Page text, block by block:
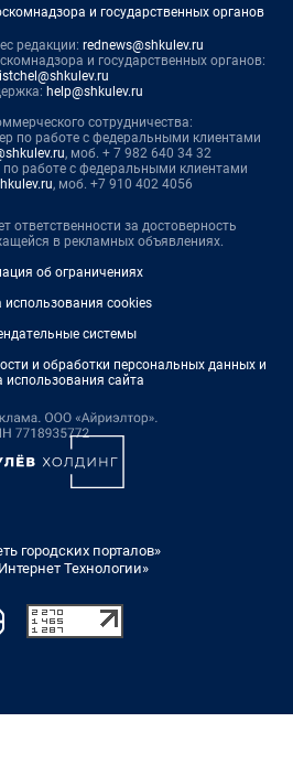
и государственных органов
редакции: rednews@shkulev.ru
и государственных органов:
help@shkulev.ru
сотрудничества:
по работе с федеральными клиентами
, моб. + 7 982 640 34 32
работе с федеральными клиентами
, моб. +7 910 402 4056
ответственности за достоверность
в рекламных объявлениях.
об ограничениях
использования cookies
системы
и обработки персональных данных и
использования сайта
городских порталов»
Технологии»